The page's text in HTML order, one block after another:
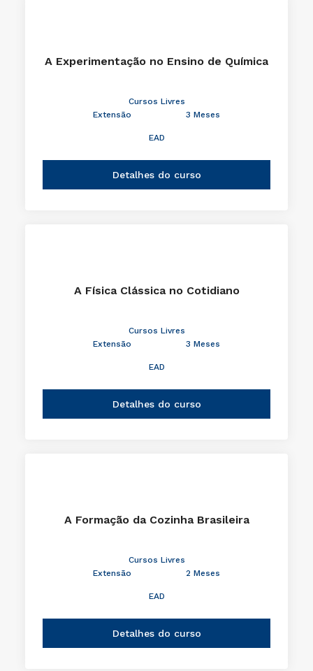
A Experimentação no Ensino de Química
Cursos Livres
Extensão
3 Meses
EAD
Detalhes do curso
A Física Clássica no Cotidiano
Cursos Livres
Extensão
3 Meses
EAD
Detalhes do curso
A Formação da Cozinha Brasileira
Cursos Livres
Extensão
2 Meses
EAD
Detalhes do curso